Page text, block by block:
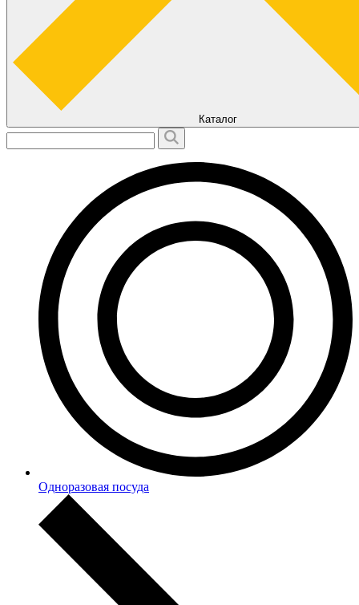
Каталог
Одноразовая посуда